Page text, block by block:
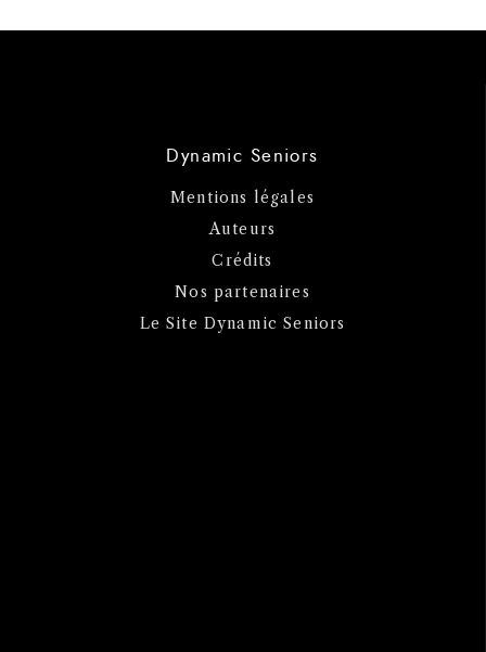
Dynamic Seniors
Mentions légales
Auteurs
Crédits
Nos partenaires
Le Site Dynamic Seniors